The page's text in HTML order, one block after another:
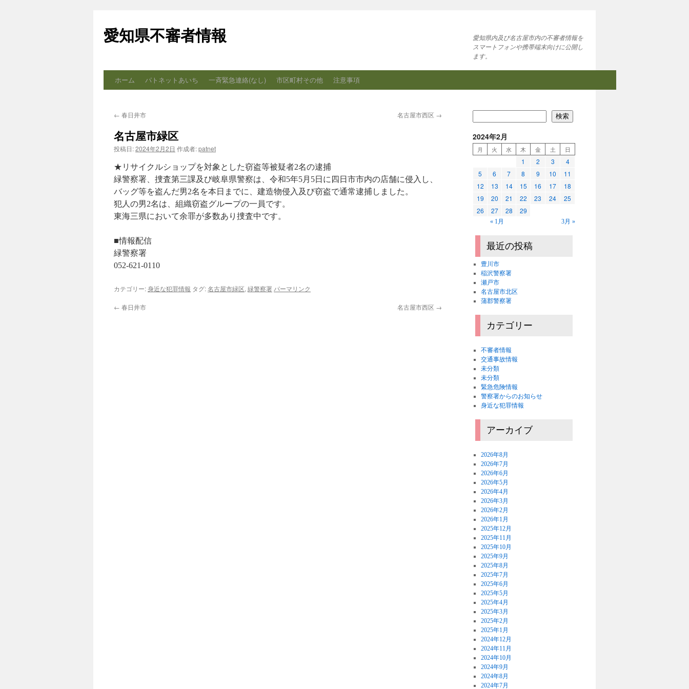
テ
ン
ス
ッ
愛知県不審者情報
愛知県内及び名古屋市内の不審者情報を
スマートフォンや携帯端末向けに公開し
ます。
ホーム パトネットあいち 一斉緊急連絡(なし) 市区町村その他 注意事項
← 春日井市 名古屋市西区 →
名古屋市緑区
投稿日:2024年2月2日 作成者:patnet
★リサイクルショップを対象とした窃盗等被疑者2名の逮捕
緑警察署、捜査第三課及び岐阜県警察は、令和5年5月5日に四日市市内の店舗に侵入し、
バッグ等を盗んだ男2名を本日までに、建造物侵入及び窃盗で通常逮捕しました。
犯人の男2名は、組織窃盗グループの一員です。
東海三県において余罪が多数あり捜査中です。
■情報配信
緑警察署
052-621-0110
カテゴリー:身近な犯罪情報 タグ:名古屋市緑区, 緑警察署 パーマリンク
← 春日井市 名古屋市西区 →
検索
2024年2月
月 火 水 木 金 土 日
1 2 3
4
5
6 7 8 9 10
11
12
13 14 15 16 17
18
19
20 21 22 23 24
25
26
27 28 29
« 1月 3月 »
最近の投稿
豊川市
稲沢警察署
瀬戸市
名古屋市北区
蒲郡警察署
カテゴリー
不審者情報
交通事故情報
未分類
未分類
緊急危険情報
警察署からのお知らせ
身近な犯罪情報
アーカイブ
2026年8月
2026年7月
2026年6月
2026年5月
2026年4月
2026年3月
2026年2月
2026年1月
2025年12月
2025年11月
2025年10月
2025年9月
2025年8月
2025年7月
2025年6月
2025年5月
2025年4月
2025年3月
2025年2月
2025年1月
2024年12月
2024年11月
2024年10月
2024年9月
2024年8月
2024年7月